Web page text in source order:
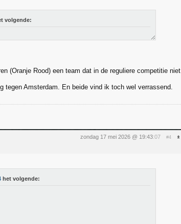
volgende:
(Oranje Rood) een team dat in de reguliere competitie niet
tegen Amsterdam. En beide vind ik toch wel verrassend.
zondag 17 mei 2026 @ 19:43:07 #4
het volgende: